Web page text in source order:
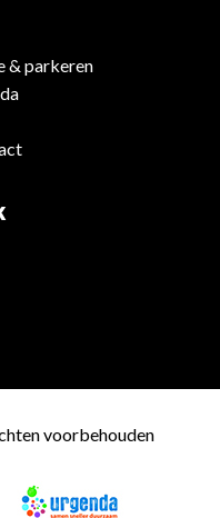
& parkeren
voorbehouden